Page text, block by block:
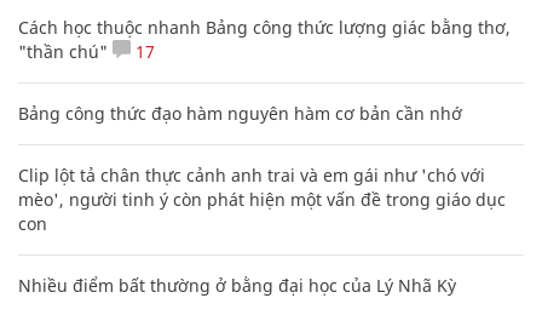
Cách học thuộc nhanh Bảng công thức lượng giác bằng thơ,
"thần chú"
17
Bảng công thức đạo hàm nguyên hàm cơ bản cần nhớ
Clip lột tả chân thực cảnh anh trai và em gái như 'chó với
mèo', người tinh ý còn phát hiện một vấn đề trong giáo dục
con
Nhiều điểm bất thường ở bằng đại học của Lý Nhã Kỳ